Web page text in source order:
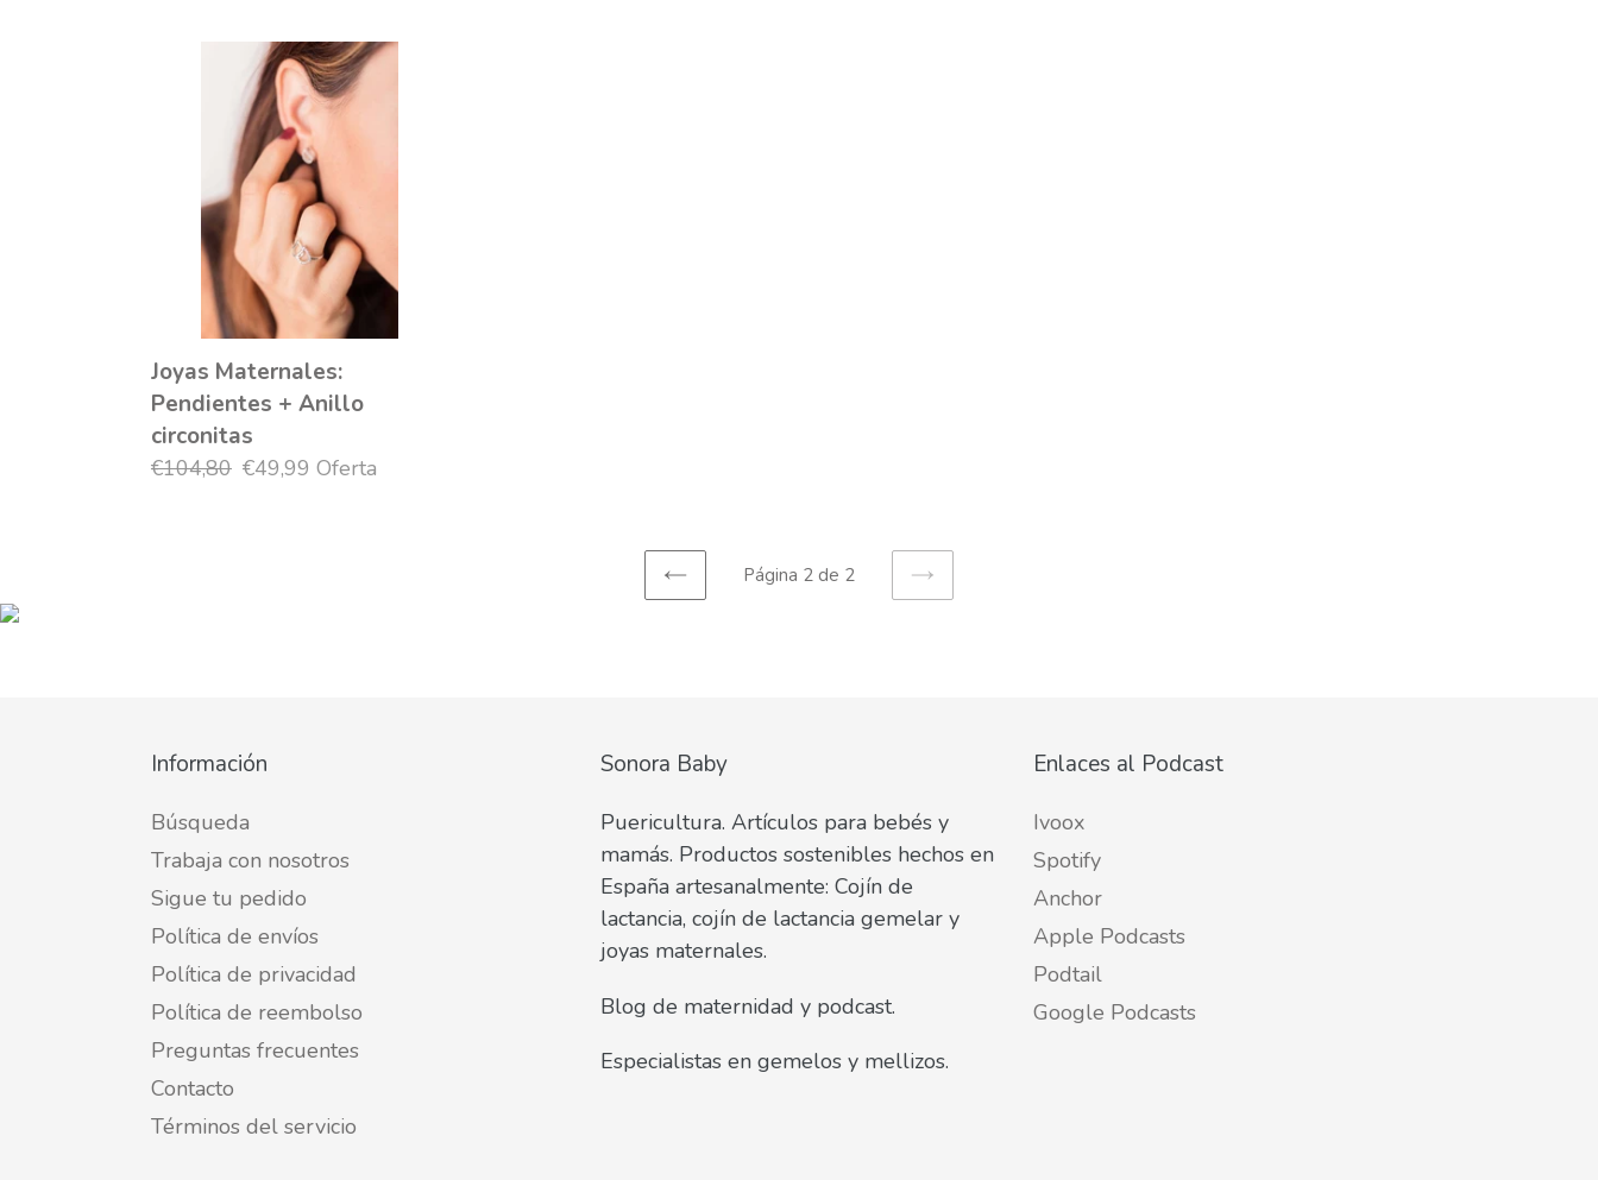
Maternales:
Pendientes
circonitas
Joyas Maternales:
Pendientes + Anillo
circonitas
Precio
€104,80 Precio
€49,99 Oferta
PAGINA
Página 2 de 2
SIGUIENTE
Información
Búsqueda
Trabaja con nosotros
Sigue tu pedido
Política de envíos
Política de privacidad
Política de reembolso
Preguntas frecuentes
Contacto
Términos del servicio
Sonora Baby
Puericultura. Artículos para bebés y
mamás. Productos sostenibles hechos en
España artesanalmente: Cojín de
lactancia, cojín de lactancia gemelar y
joyas maternales.
Blog de maternidad y podcast.
Especialistas en gemelos y mellizos.
Enlaces al Podcast
Ivoox
Spotify
Anchor
Apple Podcasts
Podtail
Google Podcasts